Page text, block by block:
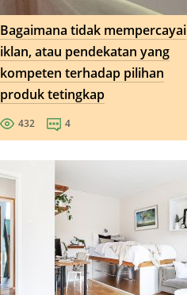
Bagaimana tidak mempercayai
iklan, atau pendekatan yang
kompeten terhadap pilihan
produk tetingkap
432 4